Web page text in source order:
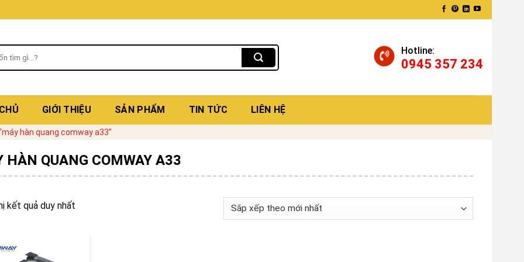
Hotline:
0945 357 234
GIỚI THIỆU SẢN PHẨM TIN TỨC LIÊN HỆ
hàn quang comway a33”
HÀN QUANG COMWAY A33
kết quả duy nhất